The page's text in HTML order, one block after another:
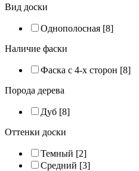
Вид доски
Однополосная [8]
Наличие фаски
Фаска с 4-х сторон [8]
Порода дерева
Дуб [8]
Оттенки доски
Темный [2]
Средний [3]